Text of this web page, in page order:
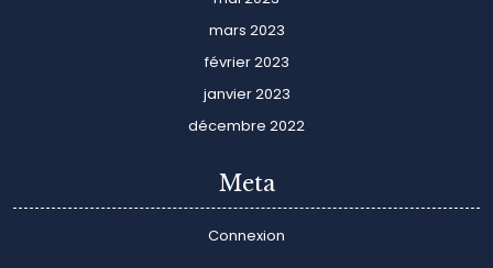
mars 2023
février 2023
janvier 2023
décembre 2022
Meta
Connexion